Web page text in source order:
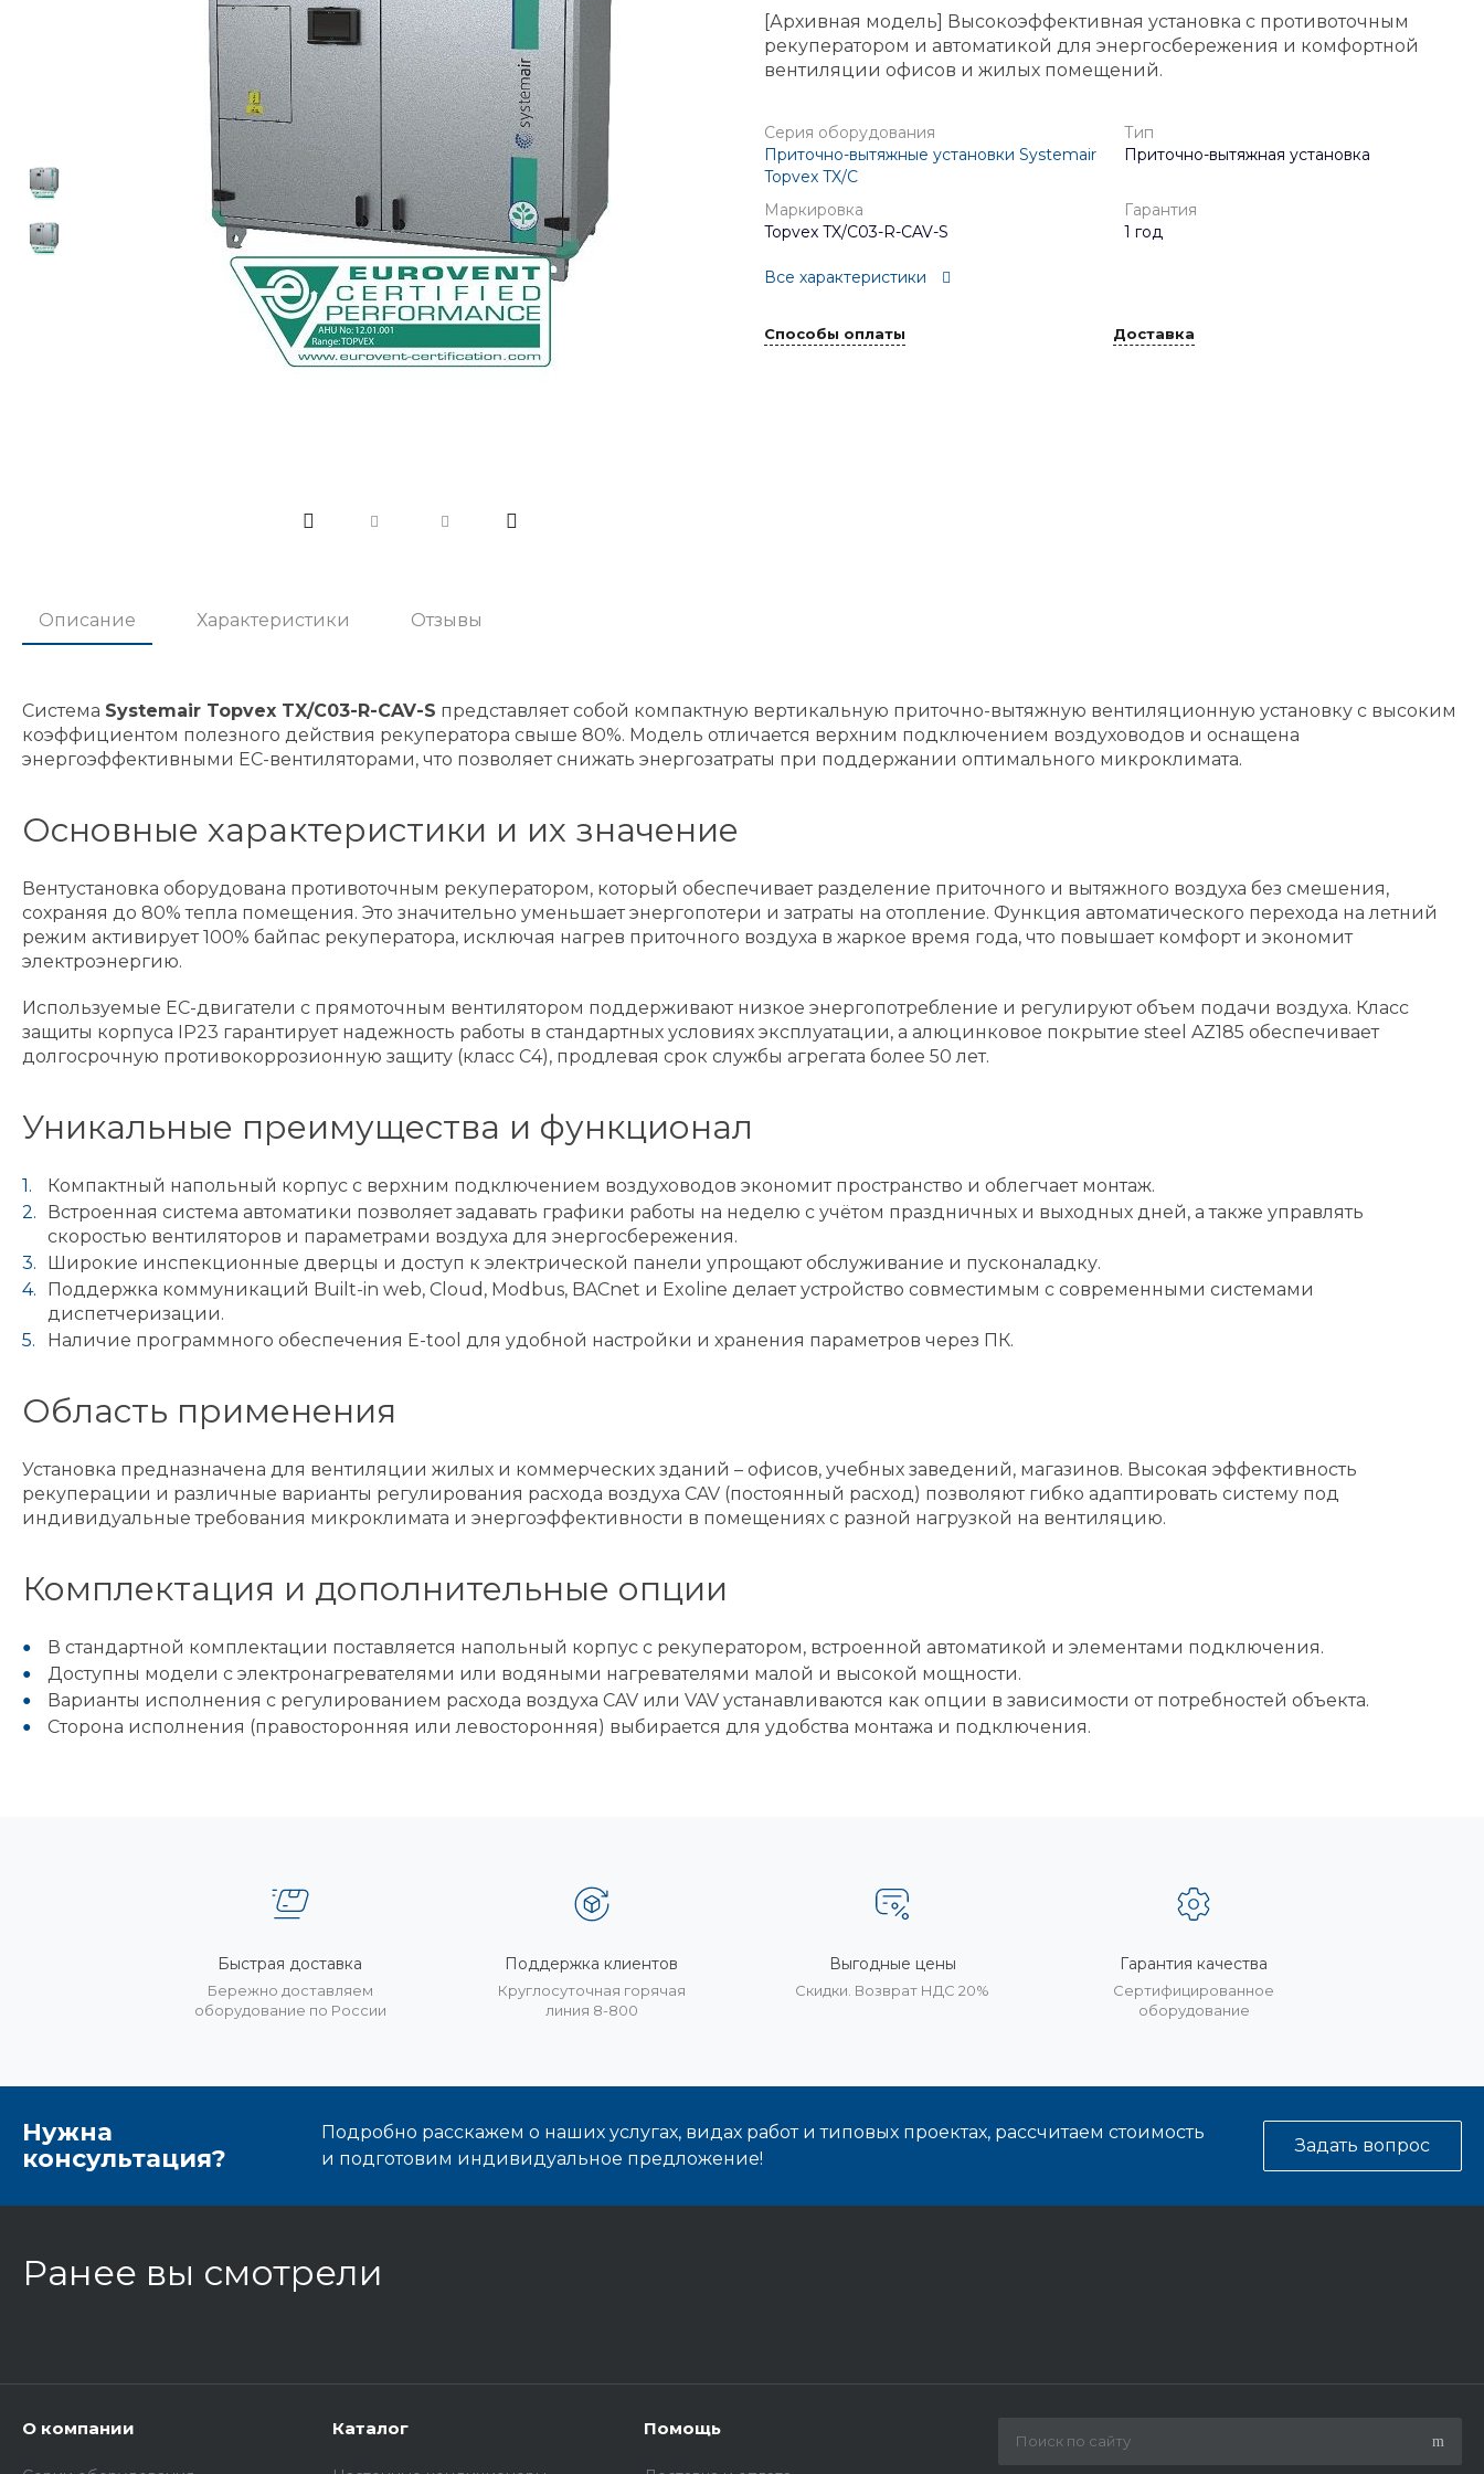
[Архивная модель] Высокоэффективная установка с противоточным
рекуператором и автоматикой для энергосбережения и комфортной
вентиляции офисов и жилых помещений.
Серия оборудования
Приточно-вытяжные установки Systemair
Topvex TX/C
Тип
Приточно-вытяжная установка
Маркировка
Topvex TX/C03-R-CAV-S
Гарантия
1 год
Все характеристики
Способы оплаты Доставка
Описание Характеристики Отзывы
Система Systemair Topvex TX/C03-R-CAV-S представляет собой компактную вертикальную приточно-вытяжную вентиляционную установку с высоким
коэффициентом полезного действия рекуператора свыше 80%. Модель отличается верхним подключением воздуховодов и оснащена
энергоэффективными EC-вентиляторами, что позволяет снижать энергозатраты при поддержании оптимального микроклимата.
Основные характеристики и их значение
Вентустановка оборудована противоточным рекуператором, который обеспечивает разделение приточного и вытяжного воздуха без смешения,
сохраняя до 80% тепла помещения. Это значительно уменьшает энергопотери и затраты на отопление. Функция автоматического перехода на летний
режим активирует 100% байпас рекуператора, исключая нагрев приточного воздуха в жаркое время года, что повышает комфорт и экономит
электроэнергию.
Используемые EC-двигатели с прямоточным вентилятором поддерживают низкое энергопотребление и регулируют объем подачи воздуха. Класс
защиты корпуса IP23 гарантирует надежность работы в стандартных условиях эксплуатации, а алюцинковое покрытие steel AZ185 обеспечивает
долгосрочную противокоррозионную защиту (класс C4), продлевая срок службы агрегата более 50 лет.
Уникальные преимущества и функционал
Компактный напольный корпус с верхним подключением воздуховодов экономит пространство и облегчает монтаж.
Встроенная система автоматики позволяет задавать графики работы на неделю с учётом праздничных и выходных дней, а также управлять
скоростью вентиляторов и параметрами воздуха для энергосбережения.
Широкие инспекционные дверцы и доступ к электрической панели упрощают обслуживание и пусконаладку.
Поддержка коммуникаций Built-in web, Cloud, Modbus, BACnet и Exoline делает устройство совместимым с современными системами
диспетчеризации.
Наличие программного обеспечения E-tool для удобной настройки и хранения параметров через ПК.
Область применения
Установка предназначена для вентиляции жилых и коммерческих зданий – офисов, учебных заведений, магазинов. Высокая эффективность
рекуперации и различные варианты регулирования расхода воздуха CAV (постоянный расход) позволяют гибко адаптировать систему под
индивидуальные требования микроклимата и энергоэффективности в помещениях с разной нагрузкой на вентиляцию.
Комплектация и дополнительные опции
В стандартной комплектации поставляется напольный корпус с рекуператором, встроенной автоматикой и элементами подключения.
Доступны модели с электронагревателями или водяными нагревателями малой и высокой мощности.
Варианты исполнения с регулированием расхода воздуха CAV или VAV устанавливаются как опции в зависимости от потребностей объекта.
Сторона исполнения (правосторонняя или левосторонняя) выбирается для удобства монтажа и подключения.
Быстрая доставка
Бережно доставляем
оборудование по России
Поддержка клиентов
Круглосуточная горячая
линия 8-800
Выгодные цены
Скидки. Возврат НДС 20%
Гарантия качества
Сертифицированное
оборудование
Нужна
консультация?
Подробно расскажем о наших услугах, видах работ и типовых проектах, рассчитаем стоимость
и подготовим индивидуальное предложение!
Задать вопрос
Ранее вы смотрели
О компании Каталог Помощь